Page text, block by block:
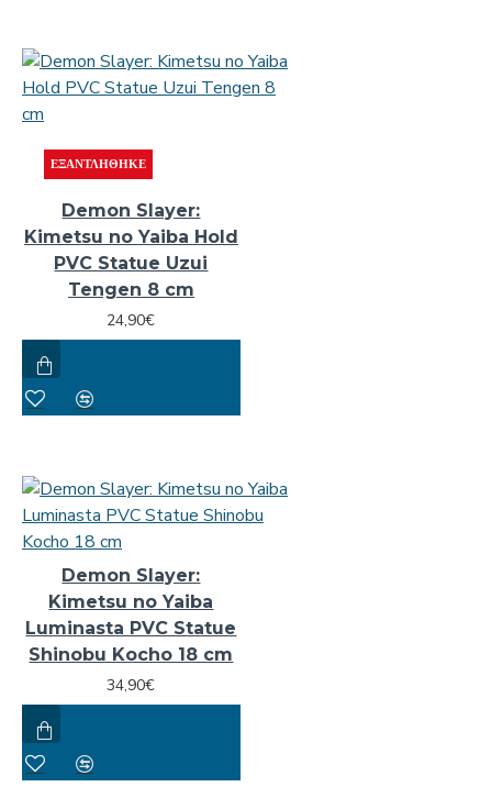
ΕΞΑΝΤΛΉΘΗΚΕ
Demon Slayer:
Kimetsu no Yaiba Hold
PVC Statue Uzui
Tengen 8 cm
24,90€
Demon Slayer:
Kimetsu no Yaiba
Luminasta PVC Statue
Shinobu Kocho 18 cm
34,90€